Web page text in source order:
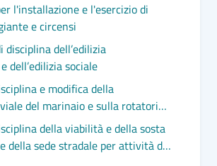
l'installazione e l'esercizio di
e circensi
disciplina dell’edilizia
dell’edilizia sociale
e modifica della
del marinaio e sulla rotatoria
Roma Destra sp42 per lavori di
e successiva cerimonia
della viabilità e della sosta
della sede stradale per attività di